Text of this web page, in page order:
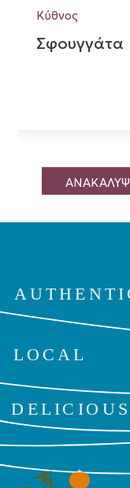
Κύθνος
Σφουγγάτα